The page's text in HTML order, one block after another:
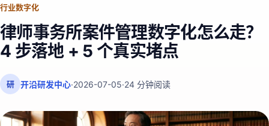
行业数字化
律师事务所案件管理数字化怎么走？
4 步落地 + 5 个真实堵点
研 开沿研发中心·2026-07-05·24 分钟阅读